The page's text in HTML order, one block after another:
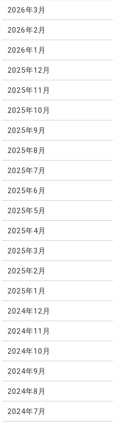
2026年3月
2026年2月
2026年1月
2025年12月
2025年11月
2025年10月
2025年9月
2025年8月
2025年7月
2025年6月
2025年5月
2025年4月
2025年3月
2025年2月
2025年1月
2024年12月
2024年11月
2024年10月
2024年9月
2024年8月
2024年7月